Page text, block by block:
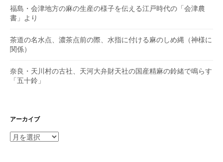
福島・会津地方の麻の生産の様子を伝える江戸時代の「会津農
書」より
茶道の名水点、濃茶点前の際、水指に付ける麻のしめ縄（神様に
関係）
奈良・天川村の古社、天河大弁財天社の国産精麻の鈴緒で鳴らす
「五十鈴」
アーカイブ
ア